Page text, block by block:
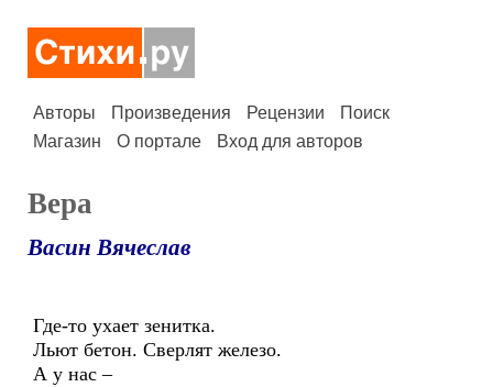
Авторы Произведения Рецензии
Поиск
Магазин
О портале Вход для авторов
Вера
Васин Вячеслав
Где-то ухает зенитка.
Льют бетон. Сверлят железо.
А у нас –